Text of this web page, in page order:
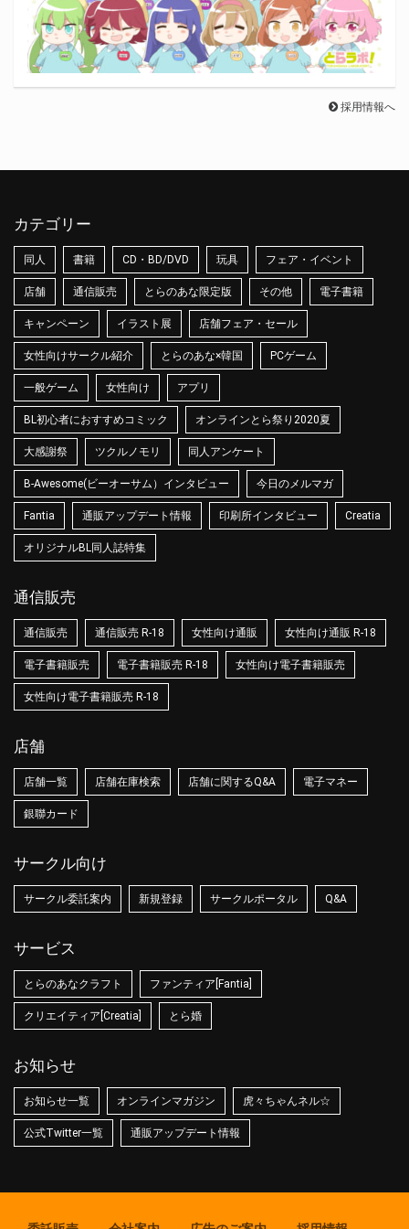
採用情報へ
カテゴリー
同人 書籍 CD・BD/DVD 玩具 フェア・イベント
店舗 通信販売 とらのあな限定版 その他 電子書籍
キャンペーン イラスト展 店舗フェア・セール
女性向けサークル紹介 とらのあな×韓国 PCゲーム
一般ゲーム 女性向け アプリ
BL初心者におすすめコミック オンラインとら祭り2020夏
大感謝祭 ツクルノモリ 同人アンケート
B-Awesome(ビーオーサム）インタビュー 今日のメルマガ
Fantia 通販アップデート情報 印刷所インタビュー Creatia
オリジナルBL同人誌特集
通信販売
通信販売 通信販売 R-18 女性向け通販 女性向け通販 R-18
電子書籍販売 電子書籍販売 R-18 女性向け電子書籍販売
女性向け電子書籍販売 R-18
店舗
店舗一覧 店舗在庫検索 店舗に関するQ&A 電子マネー
銀聯カード
サークル向け
サークル委託案内 新規登録 サークルポータル Q&A
サービス
とらのあなクラフト ファンティア[Fantia]
クリエイティア[Creatia] とら婚
お知らせ
お知らせ一覧 オンラインマガジン 虎々ちゃんネル☆
公式Twitter一覧 通販アップデート情報